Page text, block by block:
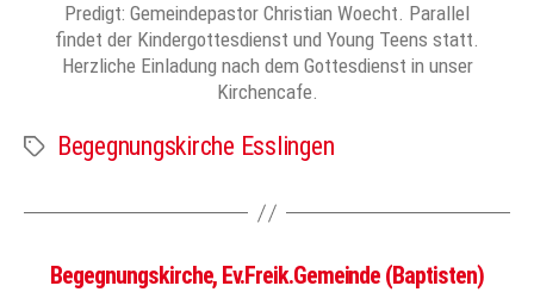
Predigt: Gemeindepastor Christian Woecht. Parallel
findet der Kindergottesdienst und Young Teens statt.
Herzliche Einladung nach dem Gottesdienst in unser
Kirchencafe.
Schlagwörter
Begegnungskirche Esslingen
Begegnungskirche, Ev.Freik.Gemeinde (Baptisten)